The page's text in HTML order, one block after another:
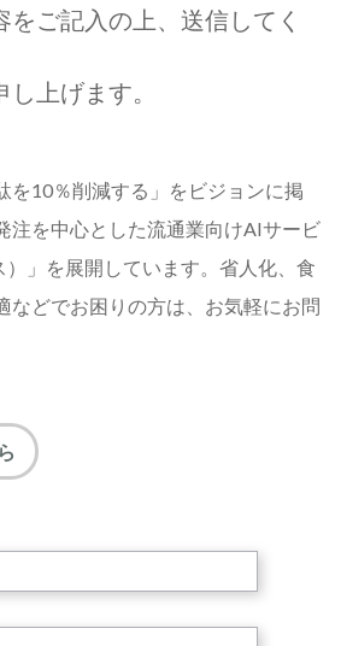
をご記入の上、送信してく
上げます。
を10％削減する」をビジョンに掲
注を中心とした流通業向けAIサービ
）」を展開しています。省人化、食
などでお困りの方は、お気軽にお問